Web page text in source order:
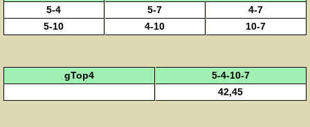
5-4
5-7
4-7
5-10
4-10 10-7
gTop4
5-4-10-7
42,45